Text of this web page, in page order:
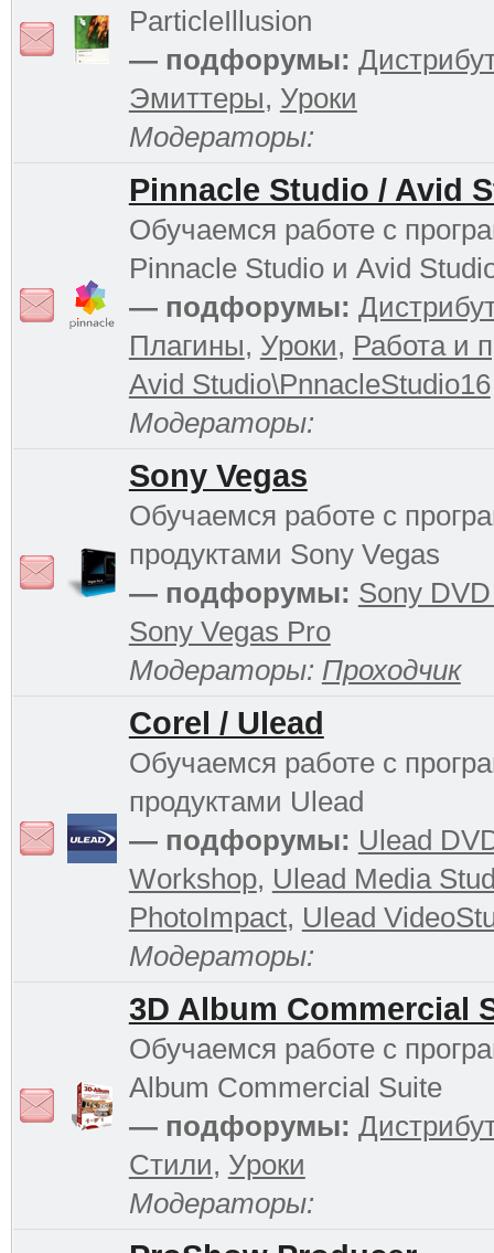
ParticleIllusion
— подфорумы:
Эмиттеры, Уроки
Модераторы:
Pinnacle Studio / Avid
Обучаемся работе с
Pinnacle Studio и Avid
— подфорумы:
Плагины, Уроки, Работа и
Avid Studio\PnnacleStudio16
Модераторы:
Sony Vegas
Обучаемся работе с
продуктами Sony Vegas
— подфорумы: Sony
Sony Vegas Pro
Модераторы: Проходчик
Corel / Ulead
Обучаемся работе с
продуктами Ulead
— подфорумы: Ulead
Workshop, Ulead Media
PhotoImpact, Ulead
Модераторы:
3D Album Commercial
Обучаемся работе с
Album Commercial Suite
— подфорумы:
Стили, Уроки
Модераторы: